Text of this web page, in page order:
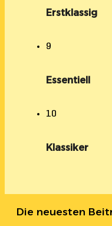
Erstklassig
9
Essentiell
10
Klassiker
Die neuesten